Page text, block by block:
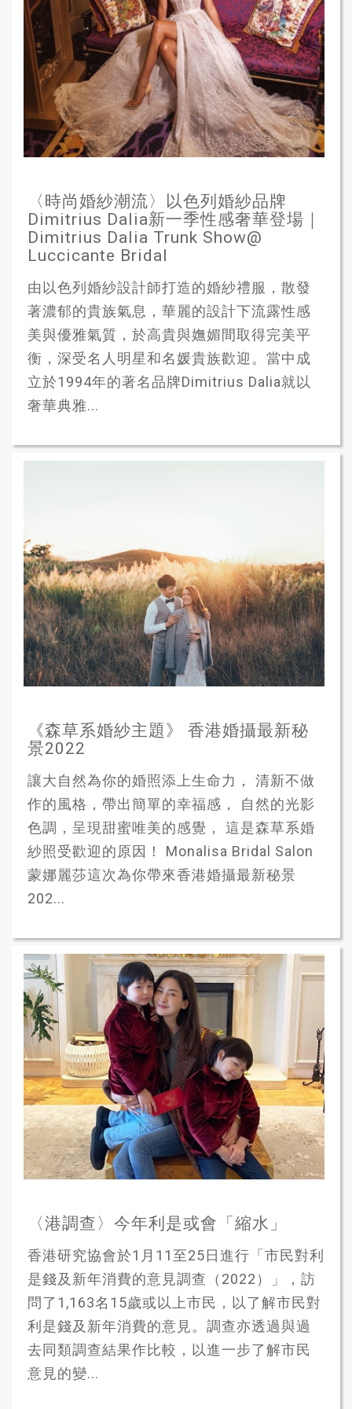
〈時尚婚紗潮流〉以色列婚紗品牌
Dimitrius Dalia新一季性感奢華登場｜
Dimitrius Dalia Trunk Show@
Luccicante Bridal
由以色列婚紗設計師打造的婚紗禮服，散發
著濃郁的貴族氣息，華麗的設計下流露性感
美與優雅氣質，於高貴與嫵媚間取得完美平
衡，深受名人明星和名媛貴族歡迎。當中成
立於1994年的著名品牌Dimitrius Dalia就以
奢華典雅...
《森草系婚紗主題》 香港婚攝最新秘
景2022
讓大自然為你的婚照添上生命力， 清新不做
作的風格，帶出簡單的幸福感， 自然的光影
色調，呈現甜蜜唯美的感覺， 這是森草系婚
紗照受歡迎的原因！ Monalisa Bridal Salon
蒙娜麗莎這次為你帶來香港婚攝最新秘景
202...
〈港調查〉今年利是或會「縮水」
香港研究協會於1月11至25日進行「市民對利
是錢及新年消費的意見調查（2022）」，訪
問了1,163名15歲或以上市民，以了解市民對
利是錢及新年消費的意見。調查亦透過與過
去同類調查結果作比較，以進一步了解市民
意見的變...